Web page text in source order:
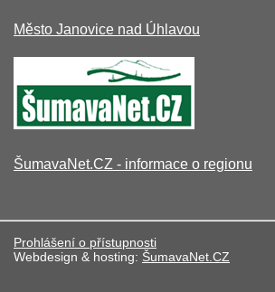
Město Janovice nad Úhlavou
ŠumavaNet.CZ - informace o regionu
Prohlášení o přístupnosti
Webdesign & hosting: ŠumavaNet.CZ